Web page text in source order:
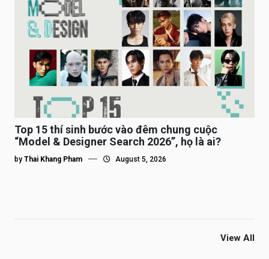
Top 15 thí sinh bước vào đêm chung cuộc
“Model & Designer Search 2026”, họ là ai?
by Thai Khang Pham August 5, 2026
View All